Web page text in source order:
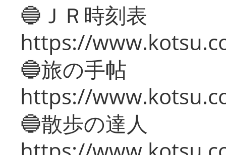
🔵ＪＲ時刻表
https://
🔵旅の手帖
https://
🔵散歩の達人